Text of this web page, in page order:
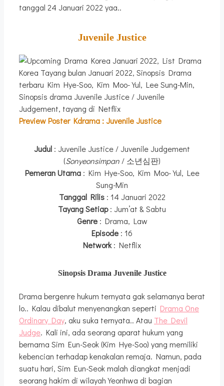
tanggal 24 Januari 2022 yaa..
Juvenile Justice
PreviewPoster Kdrama :Juvenile Justice
Judul : Juvenile Justice / Juvenile Judgement
(Sonyeonsimpan/ 소년심판)
Pemeran Utama: Kim Hye-Soo, Kim Moo-Yul, Lee
Sung-Min
Tanggal Rilis : 14 Januari 2022
Tayang Setiap: Jum’at & Sabtu
Genre : Drama, Law
Episode : 16
Network: Netflix
Sinopsis Drama Juvenile Justice
Drama bergenre hukum ternyata gak selamanya berat
lo.. Kalau dibalut menyenangkan seperti Drama One
Ordinary Day, aku suka ternyata.. Atau The Devil
Judge. Kali ini, ada seorang aparat hukum yang
bernama Sim Eun-Seok (Kim Hye-Soo) yang memiliki
kebencian terhadap kenakalan remaja. Namun, pada
suatu hari, Sim Eun-Seok malah diangkat menjadi
seorang hakim di wilayah Yeonhwa di bagian